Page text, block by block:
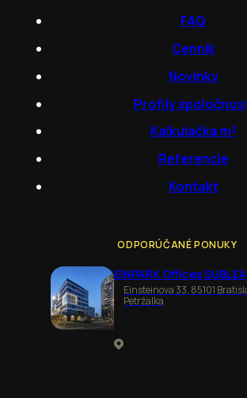
FAQ
Cenník
Novinky
Profily
Kalkulačka m²
Referencie
Kontakt
ODPORÚČANÉ PONUKY
EINPARK Offices
Einsteinova 33, 85101
Petržalka